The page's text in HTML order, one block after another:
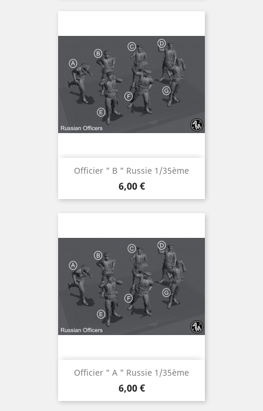
Officier " B " Russie 1/35ème
Prix
6,00 €
Officier " A " Russie 1/35ème
Prix
6,00 €